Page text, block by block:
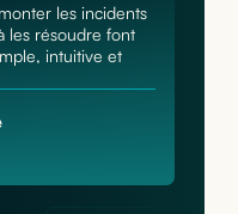
les incidents
les résoudre font
intuitive et